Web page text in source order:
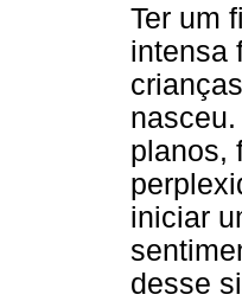
Ter um
intensa
planos,
iniciar
desse